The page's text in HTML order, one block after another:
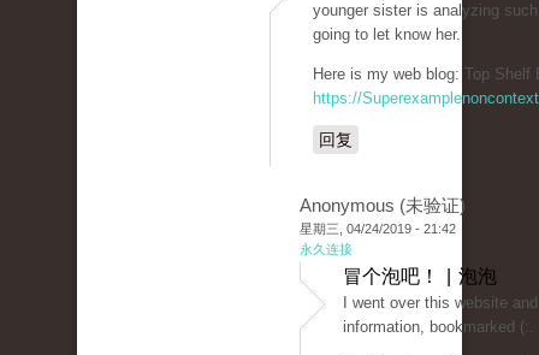
younger sister is analyzing
going to let know her.
Here is my web blog: Top Shelf
https://
回复
Anonymous (未验证)
星期三, 04/24/2019 - 21:42
永久连接
冒个泡吧！ | 泡泡
I went over this website
information, bookmarked (:.